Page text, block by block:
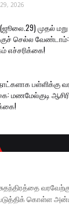
2026
முதல்
செல்ல
எச்சரிக்கை!
பள்ளிக்கு
மணமேல்குடி
கொள்ள